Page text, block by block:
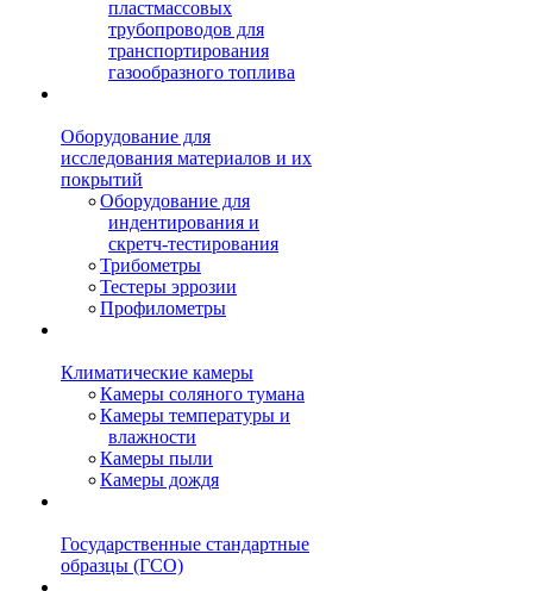
пластмассовых
трубопроводов для
транспортирования
газообразного топлива
Оборудование для
исследования материалов и их
покрытий
Оборудование для
индентирования и
скретч-тестирования
Трибометры
Тестеры эррозии
Профилометры
Климатические камеры
Камеры соляного тумана
Камеры температуры и
влажности
Камеры пыли
Камеры дождя
Государственные стандартные
образцы (ГСО)